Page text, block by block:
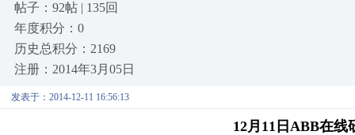
帖子：92帖 | 135回
年度积分：0
历史总积分：2169
注册：2014年3月05日
发表于：2014-12-11 16:56:13
12月11日ABB在线